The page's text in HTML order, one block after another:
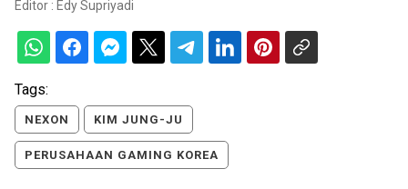
Editor : Edy Supriyadi
Tags:
NEXON KIM JUNG-JU
PERUSAHAAN GAMING KOREA